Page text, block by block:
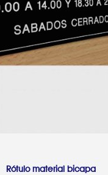
Rótulo material bicapa